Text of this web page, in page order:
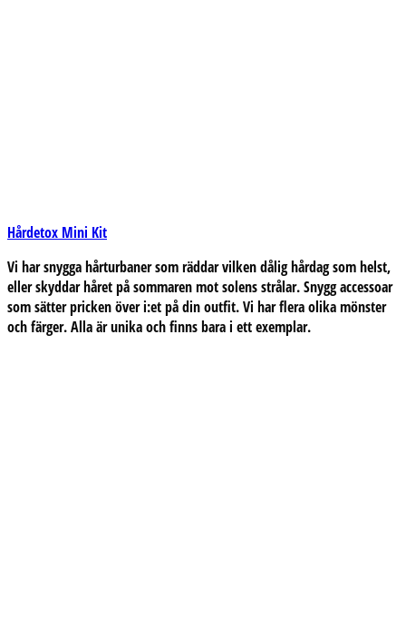
Hårdetox Mini Kit
Vi har snygga hårturbaner som räddar vilken dålig hårdag som helst,
eller skyddar håret på sommaren mot solens strålar. Snygg accessoar
som sätter pricken över i:et på din outfit. Vi har flera olika mönster
och färger. Alla är unika och finns bara i ett exemplar.